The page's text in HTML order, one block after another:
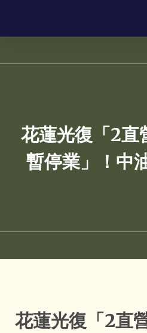
花蓮光復「2直
暫停業」！中
花蓮光復「2直